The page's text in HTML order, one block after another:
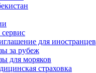
для иностранцев
за рубеж
для моряков
страховка